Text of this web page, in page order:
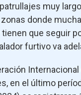
muy
donde
que seguir
furtivo va
Internacional
en el último